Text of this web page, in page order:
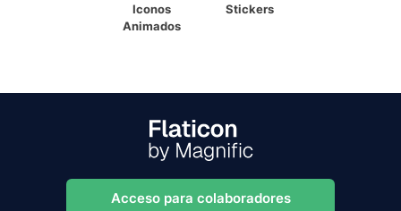
Iconos
Animados
Stickers
Acceso para colaboradores